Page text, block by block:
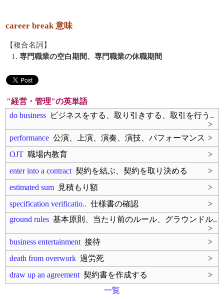
career break 意味
【複合名詞】
1. 専門職業の空白期間、専門職業の休職期間
"経営・管理"の英単語
do business ビジネスをする、取り引きする、取引を行う..
>
performance 公演、上演、演奏、演技、パフォーマンス >
OJT 職場内教育
>
enter into a contract 契約を結ぶ、契約を取り決める
>
estimated sum 見積もり額
>
specification verificatio.. 仕様書の確認
>
ground rules 基本原則、当たり前のルール、グラウンドル..
>
business entertainment 接待
>
death from overwork 過労死
>
draw up an agreement 契約書を作成する
>
一覧